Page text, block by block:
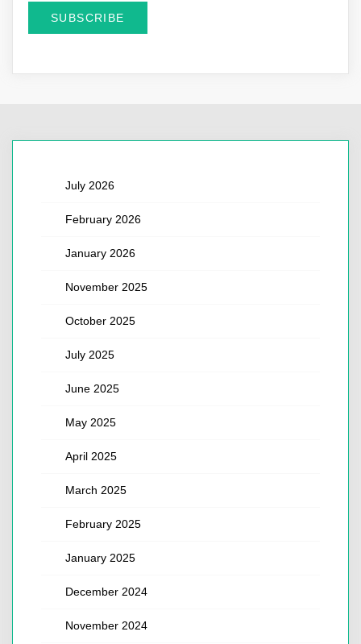
July 2026
February 2026
January 2026
November 2025
October 2025
July 2025
June 2025
May 2025
April 2025
March 2025
February 2025
January 2025
December 2024
November 2024